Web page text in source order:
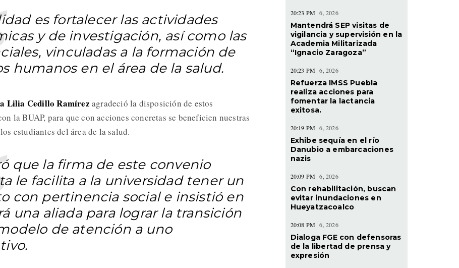
es fortalecer las actividades
y de investigación, así como las
vinculadas a la formación de
humanos en el área de la salud.
Lilia Cedillo Ramírez agradeció la disposición de estos
la BUAP, para que con acciones concretas se beneficien nuestras
estudiantes del área de la salud.
que la firma de este convenio
le facilita a la universidad tener un
con pertinencia social e insistió en
una aliada para lograr la transición
de atención a uno
20:23 PM 6, 2026
Mantendrá SEP visitas de
vigilancia y supervisión en la
Academia Militarizada
“Ignacio Zaragoza”
20:23 PM 6, 2026
Refuerza IMSS Puebla
realiza acciones para
fomentar la lactancia
exitosa.
20:19 PM 6, 2026
Exhibe sequía en el río
Danubio a embarcaciones
nazis
20:09 PM 6, 2026
Con rehabilitación, buscan
evitar inundaciones en
Hueyatzacoalco
20:08 PM 6, 2026
Dialoga FGE con defensoras
de la libertad de prensa y
expresión